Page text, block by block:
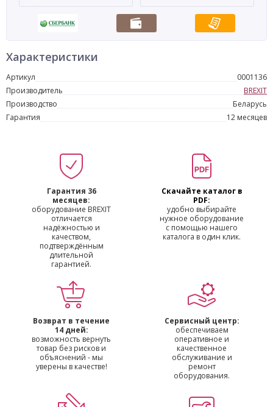
Характеристики
Артикул
0001136
Производитель
BREXIT
Производство
Беларусь
Гарантия
12 месяцев
Гарантия 36
месяцев:
оборудование BREXIT
отличается
надёжностью и
качеством,
подтверждённым
длительной
гарантией.
Скачайте каталог в
PDF:
удобно выбирайте
нужное оборудование
с помощью нашего
каталога в один клик.
Возврат в течение
14 дней:
возможность вернуть
товар без рисков и
объяснений - мы
уверены в качестве!
Сервисный центр:
обеспечиваем
оперативное и
качественное
обслуживание и
ремонт
оборудования.